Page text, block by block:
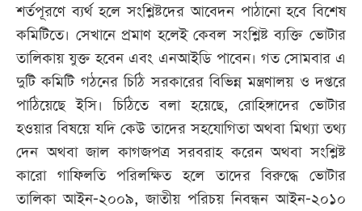
শর্তপূরণে ব্যর্থ হলে সংশ্লিষ্টদের আবেদন পাঠানো হবে বিশেষ
কমিটিতে। সেখানে প্রমাণ হলেই কেবল সংশ্লিষ্ট ব্যক্তি ভোটার
তালিকায় যুক্ত হবেন এবং এনআইডি পাবেন। গত সোমবার এ
দুটি কমিটি গঠনের চিঠি সরকারের বিভিন্ন মন্ত্রণালয় ও দপ্তরে
পাঠিয়েছে ইসি। চিঠিতে বলা হয়েছে, রোহিঙ্গাদের ভোটার
হওয়ার বিষয়ে যদি কেউ তাদের সহযোগিতা অথবা মিথ্যা তথ্য
দেন অথবা জাল কাগজপত্র সরবরাহ করেন অথবা সংশ্লিষ্ট
কারো গাফিলতি পরিলক্ষিত হলে তাদের বিরুদ্ধে ভোটার
তালিকা আইন-২০০৯, জাতীয় পরিচয় নিবন্ধন আইন-২০১০